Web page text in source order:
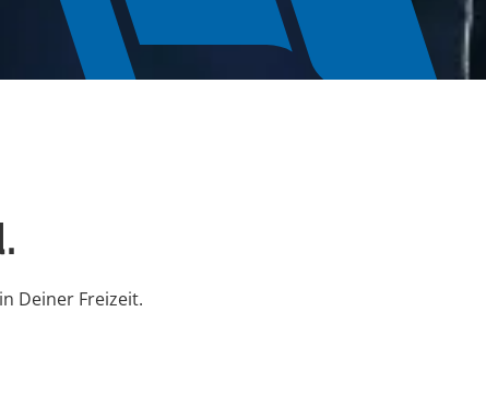
Deiner Freizeit.